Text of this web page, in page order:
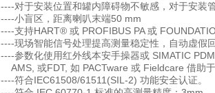
----对于安装位置和罐内障碍物不敏感，对于安装
----小盲区，距离喇叭末端50 mm
----支持HART® 或 PROFIBUS PA 或
----现场智能信号处理提高测量稳定性，自动虚假
----参数化使用红外线本安手操器或 SIMATIC
AMS, 或FDT, 如 PACTware 或 Fieldcare 借助
----符合IEC61508/61511(SIL-2) 功能安全认证。